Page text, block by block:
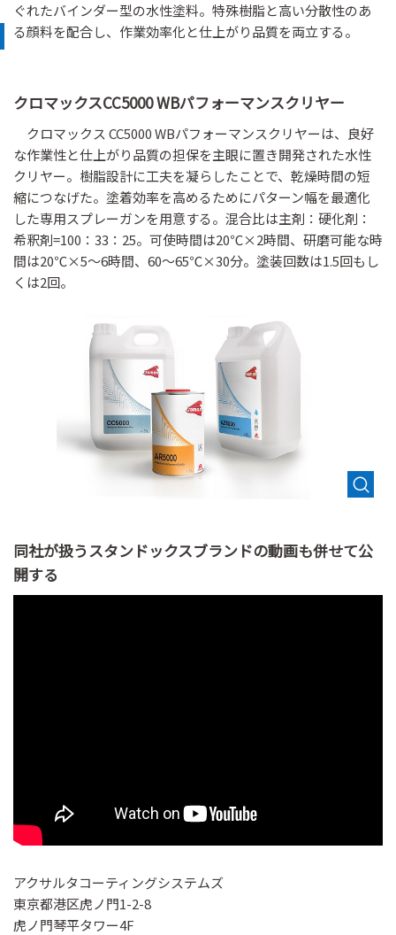
ぐれたバインダー型の水性塗料。特殊樹脂と高い分散性のあ
る顔料を配合し、作業効率化と仕上がり品質を両立する。
クロマックスCC5000 WBパフォーマンスクリヤー
クロマックス CC5000 WBパフォーマンスクリヤーは、良好
な作業性と仕上がり品質の担保を主眼に置き開発された水性
クリヤー。樹脂設計に工夫を凝らしたことで、乾燥時間の短
縮につなげた。塗着効率を高めるためにパターン幅を最適化
した専用スプレーガンを用意する。混合比は主剤：硬化剤：
希釈剤=100：33：25。可使時間は20℃×2時間、研磨可能な時
間は20℃×5～6時間、60～65℃×30分。塗装回数は1.5回もし
くは2回。
同社が扱うスタンドックスブランドの動画も併せて公
開する
アクサルタコーティングシステムズ
東京都港区虎ノ門1-2-8
虎ノ門琴平タワー4F